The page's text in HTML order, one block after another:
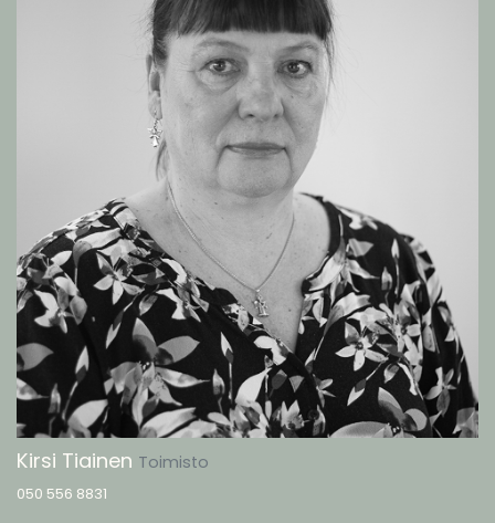
Kirsi Tiainen Toimisto
050 556 8831